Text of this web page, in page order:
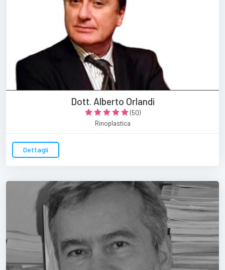
Dott. Alberto Orlandi
(50)
Rinoplastica
Dettagli